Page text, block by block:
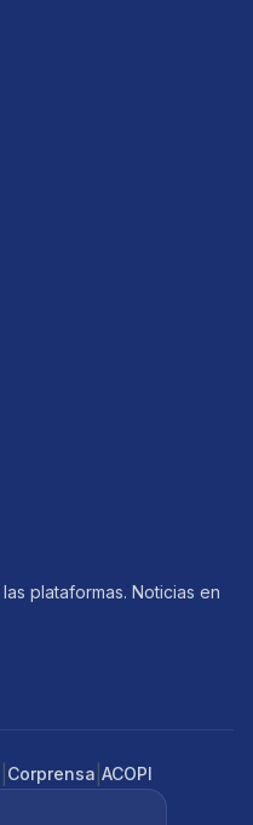
plataformas. Noticias en
Corprensa ACOPI